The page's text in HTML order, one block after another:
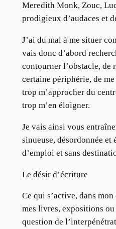
Meredith Monk, Zouc,
prodigieux d’audaces et
J’ai du mal à me situer
vais donc d’abord
contourner l’obstacle, de
certaine périphérie, de
trop m’approcher du
trop m’en éloigner.
Je vais ainsi vous
sinueuse, désordonnée et
d’emploi et sans
Le désir d’écriture
Ce qui s’active, dans
mes livres, expositions ou
question de